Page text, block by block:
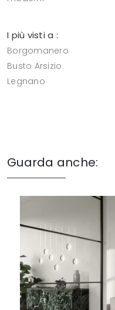
I più visti a :
Borgomanero
Busto Arsizio
Legnano
Guarda anche: